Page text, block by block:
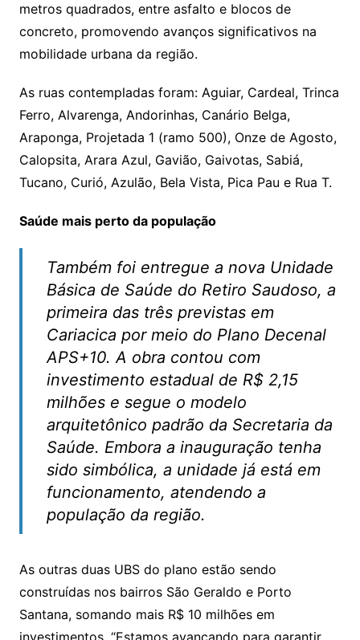
metros quadrados, entre asfalto e blocos de
concreto, promovendo avanços significativos na
mobilidade urbana da região.
As ruas contempladas foram: Aguiar, Cardeal, Trinca
Ferro, Alvarenga, Andorinhas, Canário Belga,
Araponga, Projetada 1 (ramo 500), Onze de Agosto,
Calopsita, Arara Azul, Gavião, Gaivotas, Sabiá,
Tucano, Curió, Azulão, Bela Vista, Pica Pau e Rua T.
Saúde mais perto da população
Também foi entregue a nova Unidade
Básica de Saúde do Retiro Saudoso, a
primeira das três previstas em
Cariacica por meio do Plano Decenal
APS+10. A obra contou com
investimento estadual de R$ 2,15
milhões e segue o modelo
arquitetônico padrão da Secretaria da
Saúde. Embora a inauguração tenha
sido simbólica, a unidade já está em
funcionamento, atendendo a
população da região.
As outras duas UBS do plano estão sendo
construídas nos bairros São Geraldo e Porto
Santana, somando mais R$ 10 milhões em